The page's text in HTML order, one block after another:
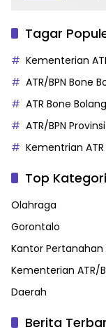
Tagar
Kementerian
ATR/BPN Bone
ATR Bone
ATR/BPN
Kementrian ATR
Top Kategori
Olahraga
Gorontalo
Kantor
Kementerian ATR/
Daerah
Berita